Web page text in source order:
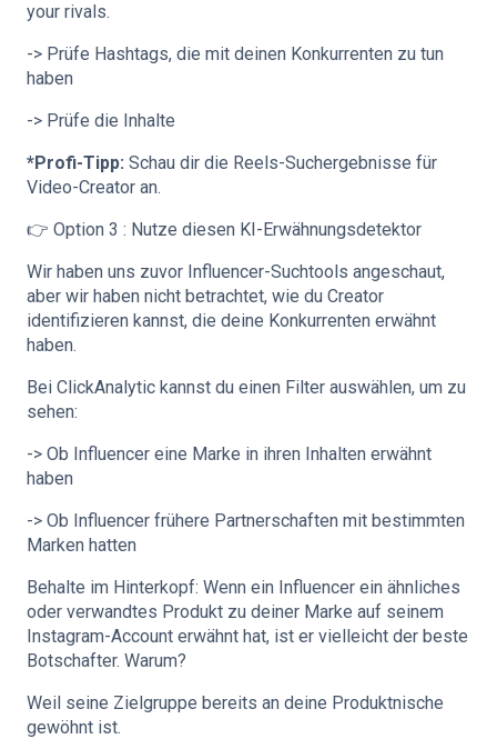
your rivals.
-> Prüfe Hashtags, die mit deinen Konkurrenten zu tun
haben
-> Prüfe die Inhalte
*Profi-Tipp: Schau dir die Reels-Suchergebnisse für
Video-Creator an.
👉 Option 3 : Nutze diesen KI-Erwähnungsdetektor
Wir haben uns zuvor Influencer-Suchtools angeschaut,
aber wir haben nicht betrachtet, wie du Creator
identifizieren kannst, die deine Konkurrenten erwähnt
haben.
Bei ClickAnalytic kannst du einen Filter auswählen, um zu
sehen:
-> Ob Influencer eine Marke in ihren Inhalten erwähnt
haben
-> Ob Influencer frühere Partnerschaften mit bestimmten
Marken hatten
Behalte im Hinterkopf: Wenn ein Influencer ein ähnliches
oder verwandtes Produkt zu deiner Marke auf seinem
Instagram-Account erwähnt hat, ist er vielleicht der beste
Botschafter. Warum?
Weil seine Zielgruppe bereits an deine Produktnische
gewöhnt ist.